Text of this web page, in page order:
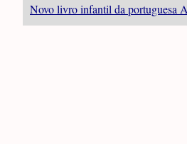
Novo livro infantil da portuguesa